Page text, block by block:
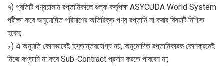
৭) প্রতিটি পণ্যচালান রপ্তানিকালে শুল্ক কর্তৃপক্ষ ASYCUDA World System
পরীক্ষা করে অনুমোদিত পরিমাণের অতিরিক্ত পণ্য রপ্তানি না করার বিষয়টি নিশ্চিত
হবেন;
৮) এ অনুমতি কোনভাবেই হস্তান্তরযোগ্য নয়, অনুমোদিত রপ্তানিকারক কোনক্রমেই
নিজে রপ্তানি না করে Sub-Contract প্রদান করতে পারবেন না;